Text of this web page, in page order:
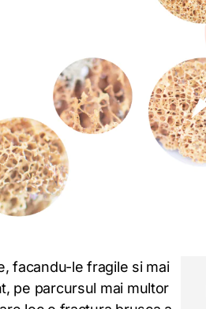
facandu-le fragile si mai
pe parcursul mai multor